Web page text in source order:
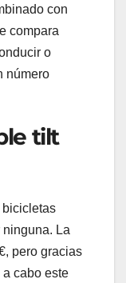
con
compara
o
número
tilt
bicicletas
La
pero gracias
cabo este